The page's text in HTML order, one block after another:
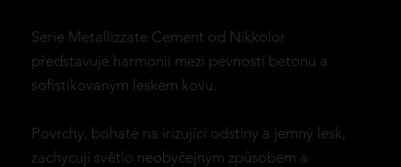
Série Metallizzate Cement od Nikkolor
představuje harmonii mezi pevností betonu a
sofistikovaným leskem kovu.
Povrchy, bohaté na irizující odstíny a jemný lesk,
zachycují světlo neobyčejným způsobem a